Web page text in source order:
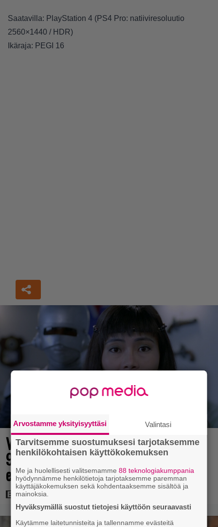
Saatavilla: PlayStation 4 (PS4 Pro: natiiviresoluutio
2560×1440 / HDR)
Ikäraja: PEGI 16
Vain aikuisille: Ilmaiskatselussa villi
90-luvun kyborgisekoilu – tässä
elokuvassa mikään ei ole pyhää
Arvostamme yksityisyyttäsi Valintasi
Tarvitsemme suostumuksesi tarjotaksemme
henkilökohtaisen käyttökokemuksen
Me ja huolellisesti valitsemamme88 teknologiakumppania
hyödynnämme henkilötietoja tarjotaksemme paremman
käyttäjäkokemuksen sekä kohdentaaksemme sisältöä ja
mainoksia.
Hyväksymällä suostut tietojesi käyttöön seuraavasti
Käytämme laitetunnisteita ja tallennamme evästeitä